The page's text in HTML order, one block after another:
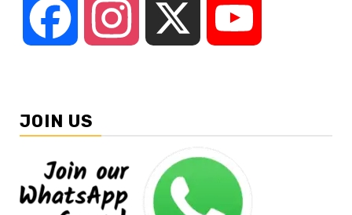
Facebook Instagram
JOIN US